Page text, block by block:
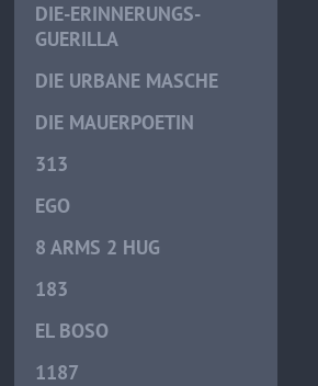
DIE-ERINNERUNGS-
GUERILLA
DIE URBANE MASCHE
DIE MAUERPOETIN
313
EGO
8 ARMS 2 HUG
183
EL BOSO
1187